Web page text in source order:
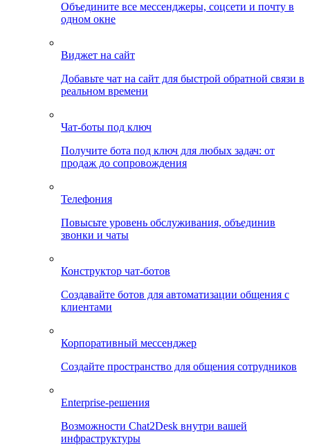
Объедините все мессенджеры, соцсети и почту в
одном окне
Виджет на сайт
Добавьте чат на сайт для быстрой обратной связи в
реальном времени
Чат-боты под ключ
Получите бота под ключ для любых задач: от
продаж до сопровождения
Телефония
Повысьте уровень обслуживания, объединив
звонки и чаты
Конструктор чат-ботов
Создавайте ботов для автоматизации общения с
клиентами
Корпоративный мессенджер
Создайте пространство для общения сотрудников
Enterprise-решения
Возможности Chat2Desk внутри вашей
инфраструктуры